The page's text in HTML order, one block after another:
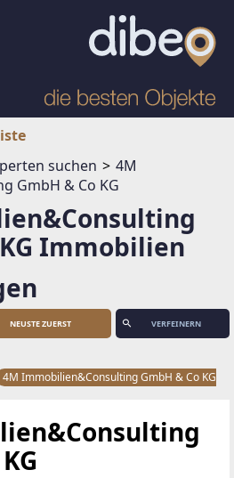
suchen
4M
GmbH & Co KG
Immobilien
VERFEINERN
4M Immobilien&Consulting GmbH & Co KG